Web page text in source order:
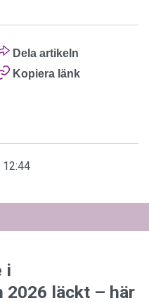
Dela artikeln
Kopiera länk
12:44
i
2026 läckt – här